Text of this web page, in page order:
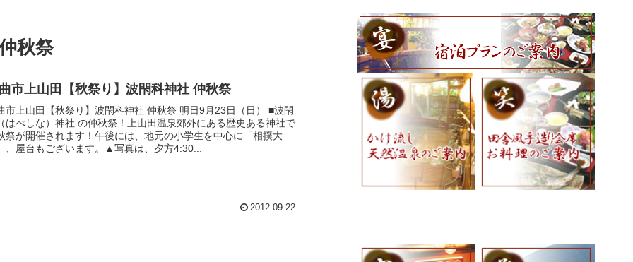
秋祭
市上山田【秋祭り】波閇科神社 仲秋祭
市上山田【秋祭り】波閇科神社 仲秋祭 明日9月23日（日） ■波閇
はべしな）神社 の仲秋祭！上山田温泉郊外にある歴史ある神社で
祭が開催されます！午後には、地元の小学生を中心に「相撲大
、屋台もございます。▲写真は、夕方4:30...
2012.09.22